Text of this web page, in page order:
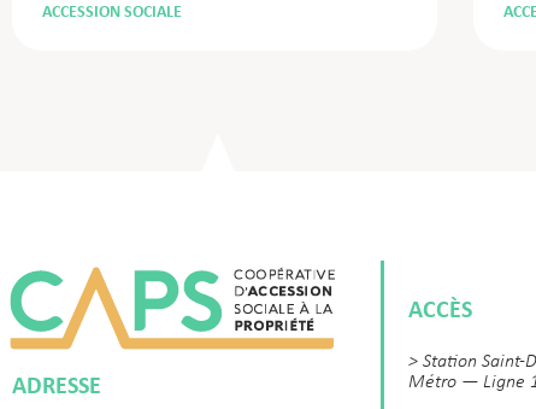
ACCESSION SOCIALE
ADRESSE
ACCÈS
> Station Saint-
Métro — Ligne